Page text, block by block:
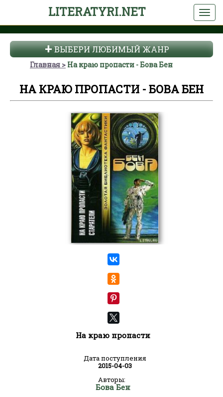
LITERATYRI.NET
ВЫБЕРИ ЛЮБИМЫЙ ЖАНР
Главная На краю пропасти - Бова Бен
НА КРАЮ ПРОПАСТИ - БОВА БЕН
На краю пропасти
Дата поступления
2015-04-03
Авторы:
Бова Бен